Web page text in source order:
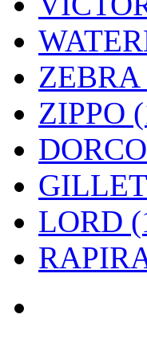
ZEBRA
ZIPPO
LORD